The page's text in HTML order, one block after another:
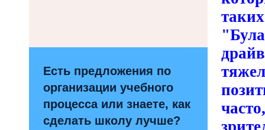
Есть предложения по
организации учебного
процесса или знаете, как
сделать школу лучше?